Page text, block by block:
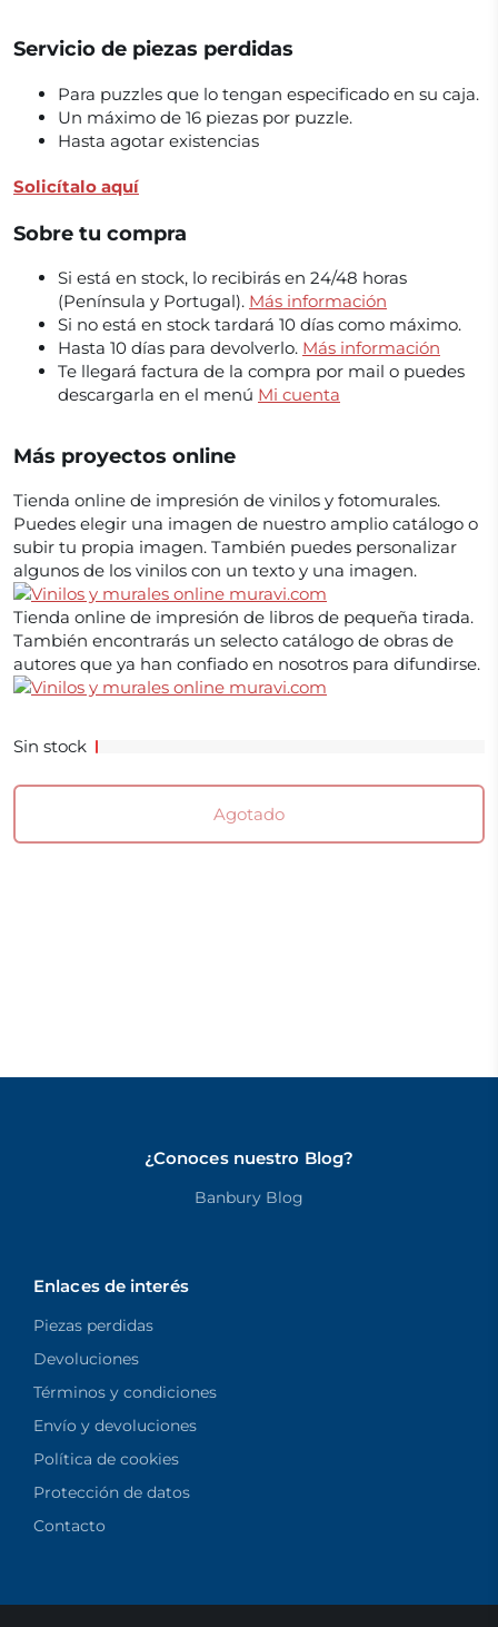
Servicio de piezas perdidas
Para puzzles que lo tengan especificado en su caja.
Un máximo de 16 piezas por puzzle.
Hasta agotar existencias
Solicítalo aquí
Sobre tu compra
Si está en stock, lo recibirás en 24/48 horas
(Península y Portugal). Más información
Si no está en stock tardará 10 días como máximo.
Hasta 10 días para devolverlo. Más información
Te llegará factura de la compra por mail o puedes
descargarla en el menú Mi cuenta
Más proyectos online
Tienda online de impresión de vinilos y fotomurales.
Puedes elegir una imagen de nuestro amplio catálogo o
subir tu propia imagen. También puedes personalizar
algunos de los vinilos con un texto y una imagen.
Tienda online de impresión de libros de pequeña tirada.
También encontrarás un selecto catálogo de obras de
autores que ya han confiado en nosotros para difundirse.
Sin stock
Agotado
¿Conoces nuestro Blog?
Banbury Blog
Enlaces de interés
Piezas perdidas
Devoluciones
Términos y condiciones
Envío y devoluciones
Política de cookies
Protección de datos
Contacto